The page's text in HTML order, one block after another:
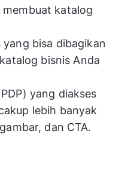
katalog
bisa dibagikan
bisnis Anda
yang diakses
lebih banyak
dan CTA.